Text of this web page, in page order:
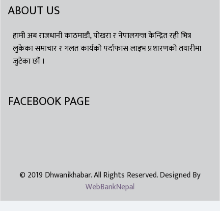
ABOUT US
हामी अब राजधानी काठमाडौ, पोखरा र नेपालगन्ज केन्द्रित रही भित्र
लुकेका समाचार र गलत कार्यको पर्दाफास लाइभ प्रशारणको तयारीमा
जुटेका छौं ।
FACEBOOK PAGE
© 2019 Dhwanikhabar. All Rights Reserved. Designed By
WebBankNepal